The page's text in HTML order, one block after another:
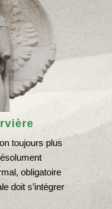
toujours plus
obligatoire
doit s’intégrer